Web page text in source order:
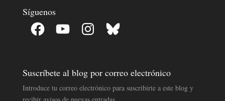
Síguenos
Facebook YouTube InstagramBluesky
Suscríbete al blog por correo electrónico
Introduce tu correo electrónico para suscribirte a este blog y